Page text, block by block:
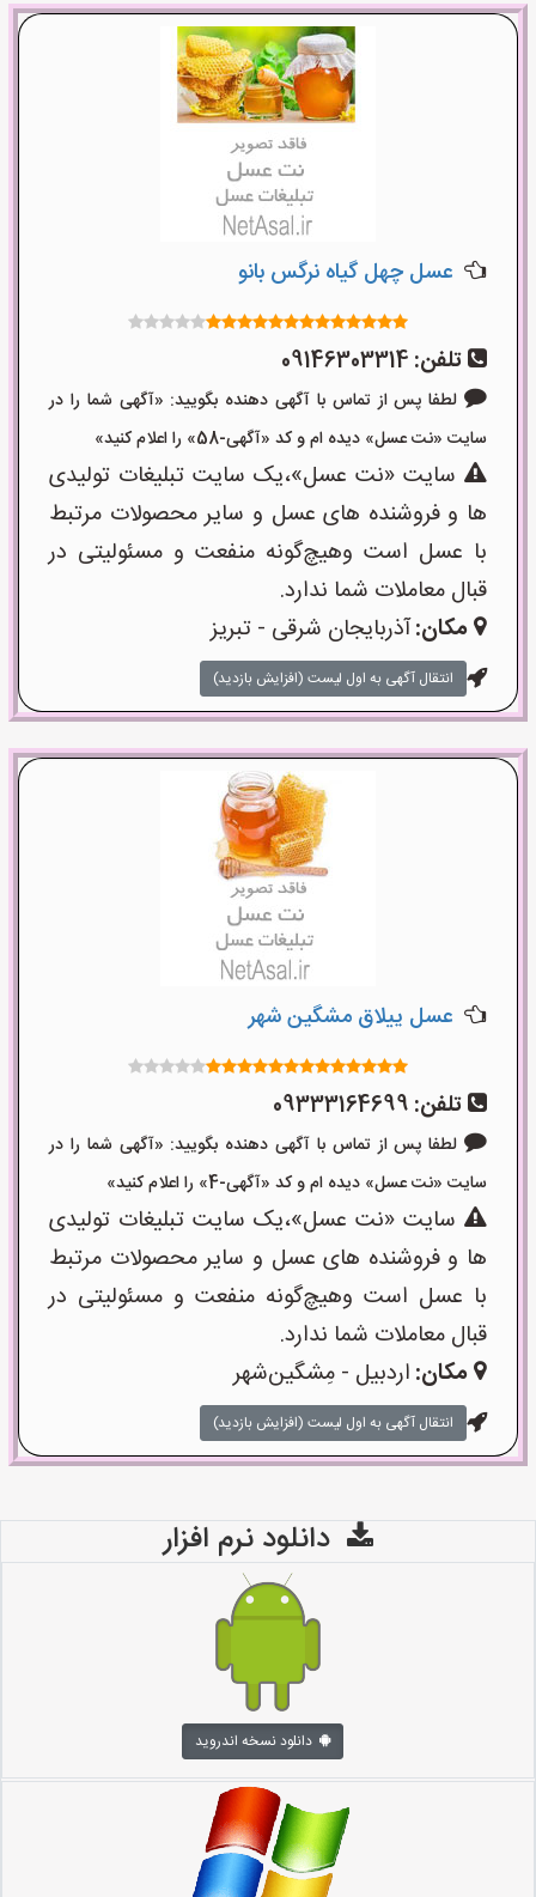
عسل چهل گیاه نرگس بانو
تلفن: 09146303314
لطفا پس از تماس با آگهی دهنده بگویید: «آگهی شما را در
سایت «نت عسل» دیده ام و کد «آگهی-58» را اعلام کنید»
سایت «نت عسل»،یک سایت تبلیغات تولیدی
ها و فروشنده های عسل و سایر محصولات مرتبط
با عسل است وهیچ‌گونه منفعت و مسئولیتی در
قبال معاملات شما ندارد.
مکان:آذربایجان شرقی - تبریز
انتقال آگهی به اول لیست (افزایش بازدید)
عسل ییلاق مشگین شهر
تلفن: 09333164699
لطفا پس از تماس با آگهی دهنده بگویید: «آگهی شما را در
سایت «نت عسل» دیده ام و کد «آگهی-4» را اعلام کنید»
سایت «نت عسل»،یک سایت تبلیغات تولیدی
ها و فروشنده های عسل و سایر محصولات مرتبط
با عسل است وهیچ‌گونه منفعت و مسئولیتی در
قبال معاملات شما ندارد.
مکان: اردبیل - مِشگین‌شهر
انتقال آگهی به اول لیست (افزایش بازدید)
دانلود نرم افزار
دانلود نسخه اندروید